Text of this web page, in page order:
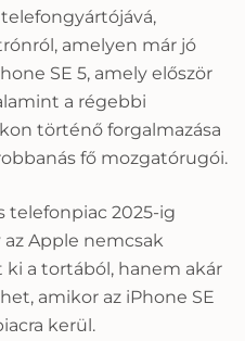
amelyen már jó
SE 5, amely először
a régebbi
történő forgalmazása
fő mozgatórugói.
telefonpiac 2025-ig
Apple nemcsak
a tortából, hanem akár
amikor az iPhone SE
kerül.